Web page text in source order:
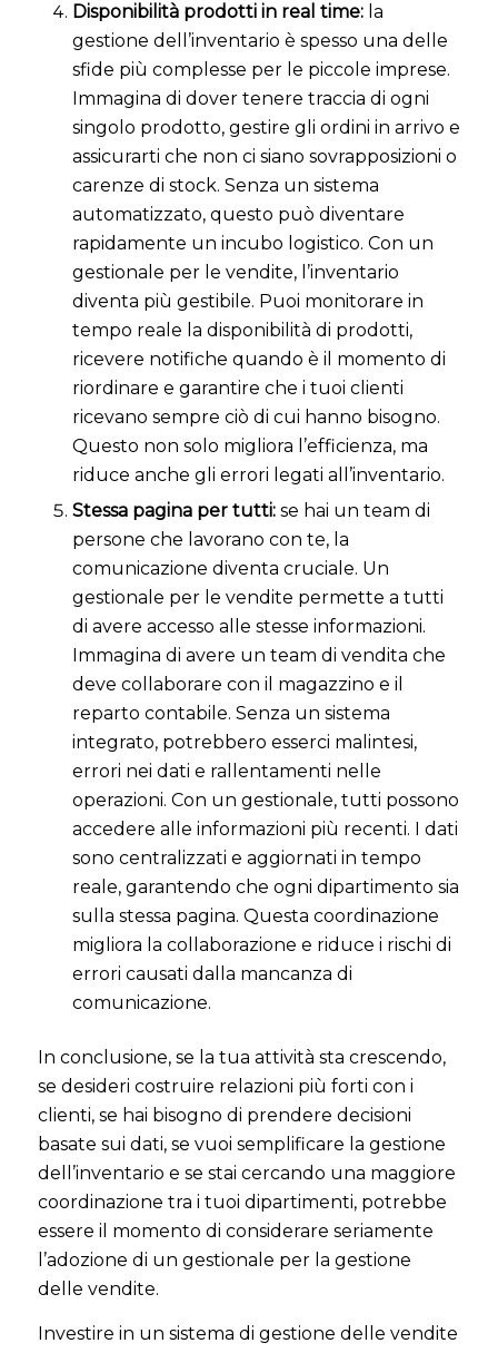
Disponibilità prodotti in real time: la
gestione dell’inventario è spesso una delle
sfide più complesse per le piccole imprese.
Immagina di dover tenere traccia di ogni
singolo prodotto, gestire gli ordini in arrivo e
assicurarti che non ci siano sovrapposizioni o
carenze di stock. Senza un sistema
automatizzato, questo può diventare
rapidamente un incubo logistico. Con un
gestionale per le vendite, l’inventario
diventa più gestibile. Puoi monitorare in
tempo reale la disponibilità di prodotti,
ricevere notifiche quando è il momento di
riordinare e garantire che i tuoi clienti
ricevano sempre ciò di cui hanno bisogno.
Questo non solo migliora l’efficienza, ma
riduce anche gli errori legati all’inventario.
Stessa pagina per tutti: se hai un team di
persone che lavorano con te, la
comunicazione diventa cruciale. Un
gestionale per le vendite permette a tutti
di avere accesso alle stesse informazioni.
Immagina di avere un team di vendita che
deve collaborare con il magazzino e il
reparto contabile. Senza un sistema
integrato, potrebbero esserci malintesi,
errori nei dati e rallentamenti nelle
operazioni. Con un gestionale, tutti possono
accedere alle informazioni più recenti. I dati
sono centralizzati e aggiornati in tempo
reale, garantendo che ogni dipartimento sia
sulla stessa pagina. Questa coordinazione
migliora la collaborazione e riduce i rischi di
errori causati dalla mancanza di
comunicazione.
In conclusione, se la tua attività sta crescendo,
se desideri costruire relazioni più forti con i
clienti, se hai bisogno di prendere decisioni
basate sui dati, se vuoi semplificare la gestione
dell’inventario e se stai cercando una maggiore
coordinazione tra i tuoi dipartimenti, potrebbe
essere il momento di considerare seriamente
l’adozione di un gestionale per la gestione
delle vendite.
Investire in un sistema di gestione delle vendite